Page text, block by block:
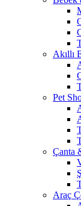
Akıllı
Pet
Çanta
Araç